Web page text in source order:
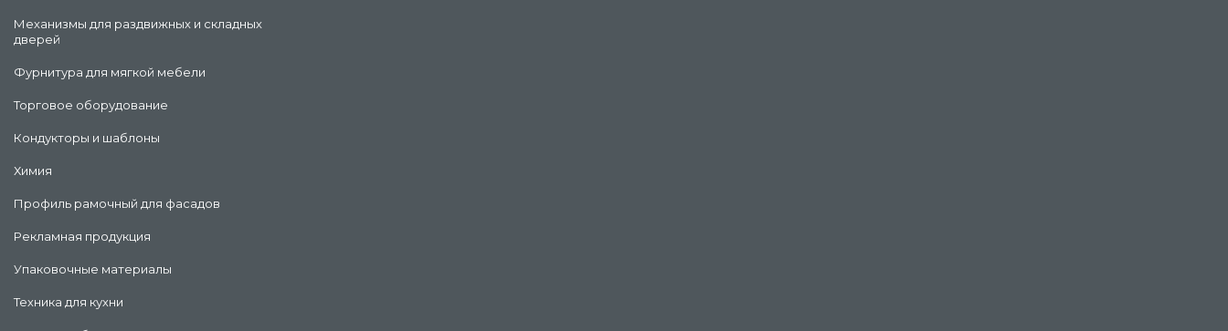
Механизмы для раздвижных и складных
дверей
Фурнитура для мягкой мебели
Торговое оборудование
Кондукторы и шаблоны
Химия
Профиль рамочный для фасадов
Рекламная продукция
Упаковочные материалы
Техника для кухни